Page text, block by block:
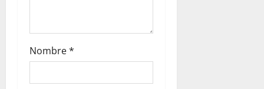
Nombre*